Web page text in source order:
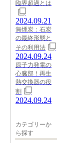
臨界超過とは
2024.09.21
無煙炭：石炭
の最終形態と
その利用法
2024.09.24
原子力発電の
心臓部！再生
熱交換器の役
割
2024.09.24
カテゴリーか
ら探す